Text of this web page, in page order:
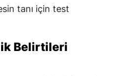
tanı için test
Belirtileri